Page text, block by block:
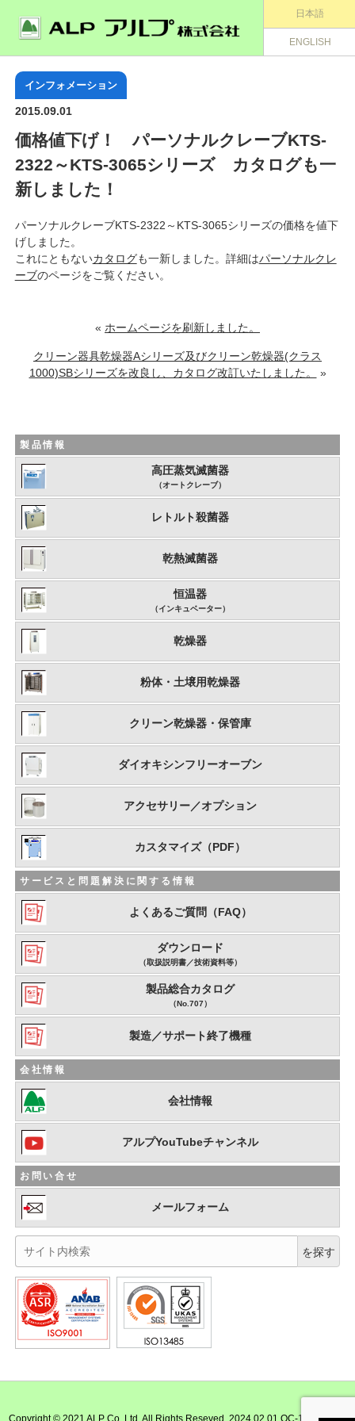
日本語
ENGLISH
インフォメーション
2015.09.01
価格値下げ！ パーソナルクレーブKTS-
2322～KTS-3065シリーズ カタログも一
新しました！
パーソナルクレーブKTS-2322～KTS-3065シリーズの価格を値下
げしました。
これにともないカタログも一新しました。詳細はパーソナルクレ
ーブのページをご覧ください。
« ホームページを刷新しました。
クリーン器具乾燥器Aシリーズ及びクリーン乾燥器(クラス
1000)SBシリーズを改良し、カタログ改訂いたしました。
»
製品情報
高圧蒸気滅菌器
（オートクレーブ）
レトルト殺菌器
乾熱滅菌器
恒温器
（インキュベーター）
乾燥器
粉体・土壌用乾燥器
クリーン乾燥器・保管庫
ダイオキシンフリーオーブン
アクセサリー／オプション
カスタマイズ（PDF）
サービスと問題解決に関する情報
よくあるご質問（FAQ）
ダウンロード
（取扱説明書／技術資料等）
製品総合カタログ
（No.707）
製造／サポート終了機種
会社情報
会社情報
アルプYouTubeチャンネル
お問い合せ
メールフォーム
Copyright © 2021 ALP Co.,Ltd. All Rights Reseved. 2024.02.01 QC-100-S-002-